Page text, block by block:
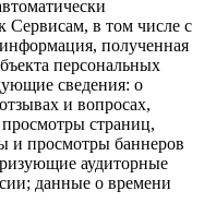
Сервисам, в том числе с
полученная
персональных
сведения: о
и вопросах,
просмотры страниц,
и просмотры баннеров
аудиторные
данные о времени